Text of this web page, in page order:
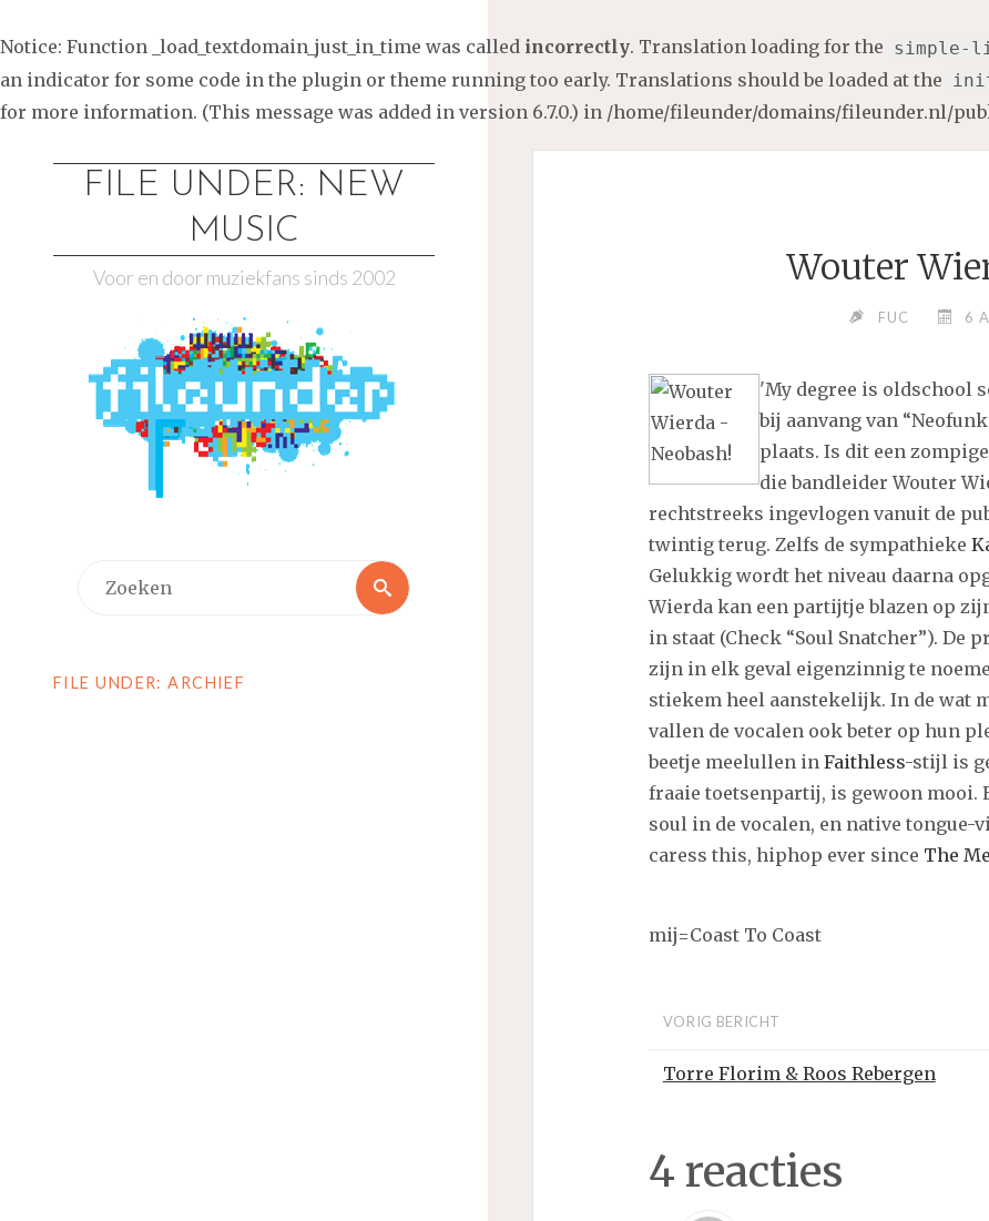
Notice: Function _load_textdomain_just_in_time was called incorrectly. Translation loading for the simple-
an indicator for some code in the plugin or theme running too early. Translations should be loaded at the
for more information. (This message was added in version 6.7.0.) in /home/fileunder/domains/fileunder.nl/
FILE UNDER: NEW
MUSIC
Voor en door muziekfans sinds 2002
Zoeken
FILE UNDER: ARCHIEF
Wouter
FUC 6
'My degree is oldschool
bij aanvang van
plaats. Is dit een
die bandleider Wouter
rechtstreeks ingevlogen vanuit de
twintig terug. Zelfs de sympathieke
Gelukkig wordt het niveau daarna
Wierda kan een partijtje blazen op
in staat (Check “Soul Snatcher”). De
zijn in elk geval eigenzinnig te
stiekem heel aanstekelijk. In de wat
vallen de vocalen ook beter op hun
beetje meelullen in Faithless-stijl is
fraaie toetsenpartij, is gewoon mooi.
soul in de vocalen, en native tongue-
caress this, hiphop ever since The
mij=Coast To Coast
VORIG BERICHT
Torre Florim & Roos Rebergen
4 reacties